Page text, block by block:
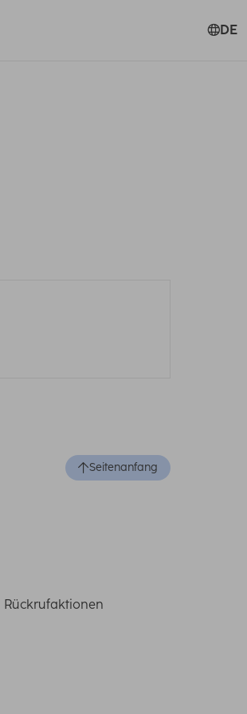
DE
Seitenanfang
Rückrufaktionen